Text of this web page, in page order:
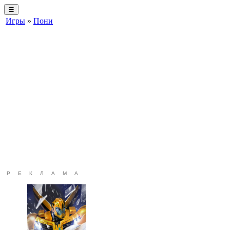
☰
Игры » Пони
РЕКЛАМА